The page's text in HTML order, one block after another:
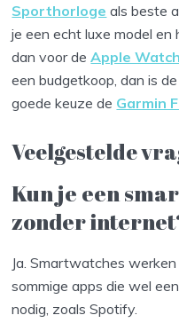
Sporthorloge als beste
je een echt luxe model en
dan voor deApple
een budgetkoop, dan is
goede keuze de Garmin
Veelgestelde
Kun je een
zonder
Ja. Smartwatches
sommige apps die wel
nodig, zoals Spotify.